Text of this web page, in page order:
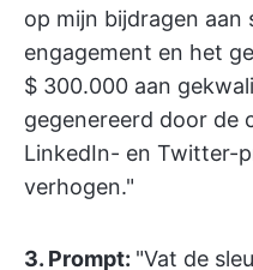
op mijn bijdragen aan
engagement en het
$ 300.000 aan
gegenereerd door de
LinkedIn- en Twitter-
verhogen."
3. Prompt: "Vat de